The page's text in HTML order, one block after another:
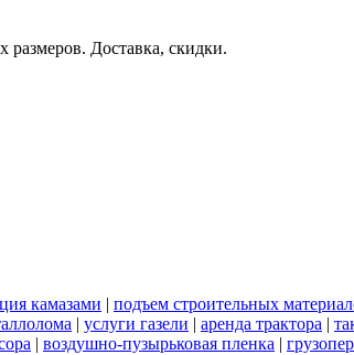
Доставка, скидки.
камазами | подъем строительных
| услуги газели | аренда трактора |
| воздушно-пузырьковая пленка |